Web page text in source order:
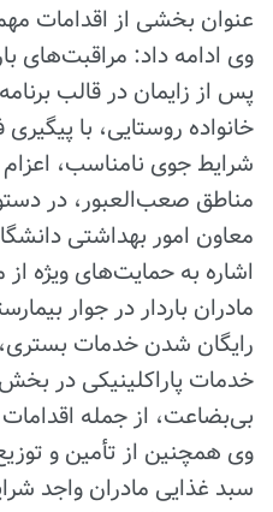
عنوان بخشی از اقدامات
وی ادامه داد: مراقبت‌های
پس از زایمان در قالب برنامه
خانواده روستایی، با
شرایط جوی نامناسب،
مناطق صعب‌العبور، در
معاون امور بهداشتی
اشاره به حمایت‌های ویژه
مادران باردار در جوار
رایگان شدن خدمات
خدمات پاراکلینیکی در
بی‌بضاعت، از جمله
وی همچنین از تأمین و
سبد غذایی مادران واجد